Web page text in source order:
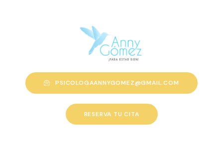
PSICOLOGAANNYGOMEZ@GMAIL.COM
RESERVA TU CITA